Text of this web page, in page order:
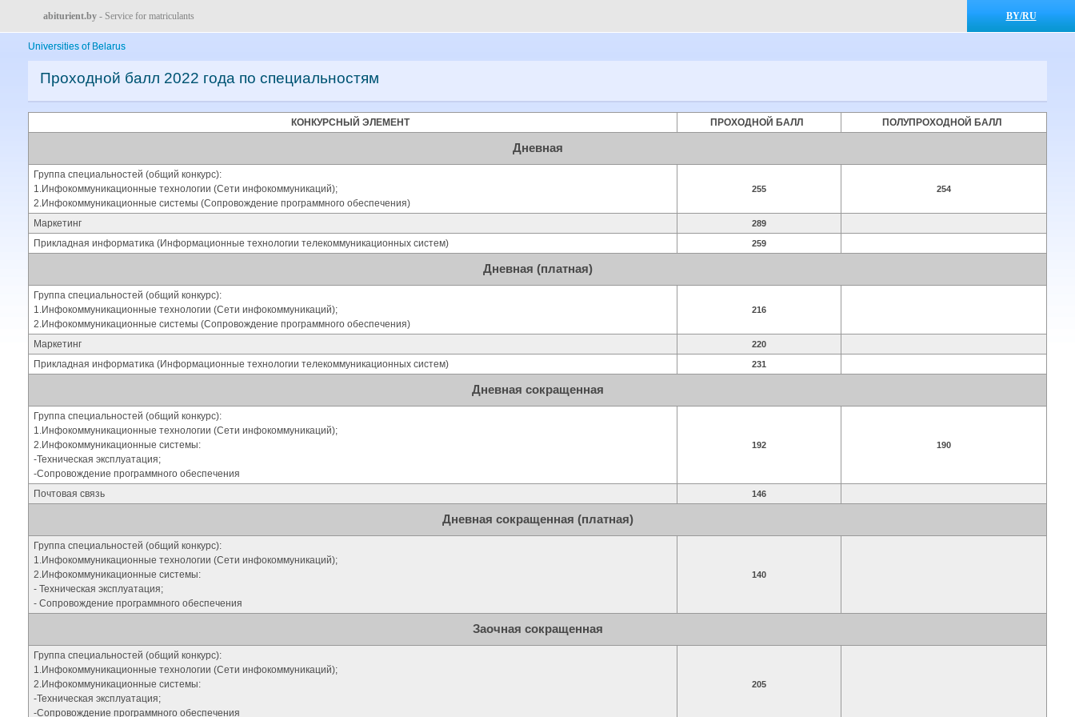
BY/RU
abiturient.by - Service for matriculants
Universities of Belarus
Проходной балл 2022 года по специальностям
КОНКУРСНЫЙ ЭЛЕМЕНТ ПРОХОДНОЙ БАЛЛ ПОЛУПРОХОДНОЙ БАЛЛ
Дневная
Группа специальностей (общий конкурс):
1.Инфокоммуникационные технологии (Сети инфокоммуникаций);
2.Инфокоммуникационные системы (Сопровождение программного обеспечения)
255 254
Маркетинг 289
Прикладная информатика (Информационные технологии телекоммуникационных систем) 259
Дневная (платная)
Группа специальностей (общий конкурс):
1.Инфокоммуникационные технологии (Сети инфокоммуникаций);
2.Инфокоммуникационные системы (Сопровождение программного обеспечения)
216
Маркетинг 220
Прикладная информатика (Информационные технологии телекоммуникационных систем) 231
Дневная сокращенная
Группа специальностей (общий конкурс):
1.Инфокоммуникационные технологии (Сети инфокоммуникаций);
2.Инфокоммуникационные системы:
-Техническая эксплуатация;
-Сопровождение программного обеспечения
192 190
Почтовая связь 146
Дневная сокращенная (платная)
Группа специальностей (общий конкурс):
1.Инфокоммуникационные технологии (Сети инфокоммуникаций);
2.Инфокоммуникационные системы:
- Техническая эксплуатация;
- Сопровождение программного обеспечения
140
Заочная сокращенная
Группа специальностей (общий конкурс):
1.Инфокоммуникационные технологии (Сети инфокоммуникаций);
2.Инфокоммуникационные системы:
-Техническая эксплуатация;
-Сопровождение программного обеспечения
205